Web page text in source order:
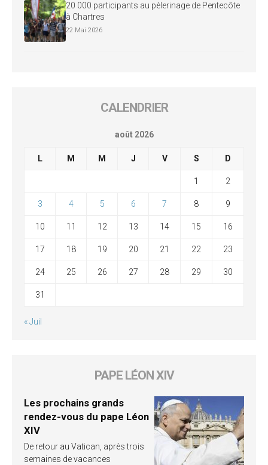
20 000 participants au pèlerinage de Pentecôte
à Chartres
22 Mai 2026
CALENDRIER
août 2026
L M M J V S D
1 2
3 4 5 6 7 8 9
10 11 12 13 14 15 16
17 18 19 20 21 22 23
24 25 26 27 28 29 30
31
« Juil
PAPE LÉON XIV
Les prochains grands
rendez-vous du pape Léon
XIV
De retour au Vatican, après trois
semaines de vacances